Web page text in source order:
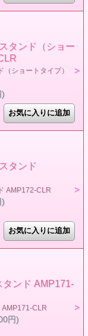
タンド（ショー
ショートタイプ）
)
タンド
AMP172-CLR
)
タンド AMP171-
AMP171-CLR
円)